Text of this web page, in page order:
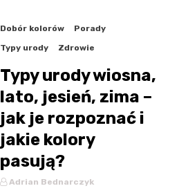
Dobór kolorów
Porady
Typy urody
Zdrowie
Typy urody wiosna,
lato, jesień, zima –
jak je rozpoznać i
jakie kolory
pasują?
Adrian Bednarczyk